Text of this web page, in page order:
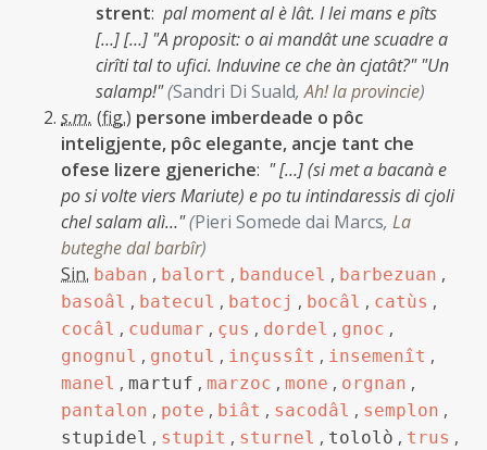
strent: pal moment al è lât. I lei mans e pîts
[…] […] "A proposit: o ai mandât une scuadre a
cirîti tal to ufici. Induvine ce che àn cjatât?" "Un
salamp!"(Sandri Di Suald,Ah! la provincie)
s.m. (fig.) persone imberdeade o pôc
inteligjente, pôc elegante, ancje tant che
ofese lizere gjeneriche: " […] (si met a bacanà e
po si volte viers Mariute) e po tu intindaressis di cjoli
chel salam alì…"(Pieri Somede dai Marcs, La
buteghe dal barbîr)
Sin. baban , balort , banducel , barbezuan ,
basoâl , batecul , batocj , bocâl , catùs ,
cocâl , cudumar , çus , dordel , gnoc ,
gnognul , gnotul , inçussît , insemenît ,
manel , martuf , marzoc , mone , orgnan ,
pantalon , pote , biât , sacodâl , semplon ,
stupidel , stupit , sturnel , tololò , trus ,